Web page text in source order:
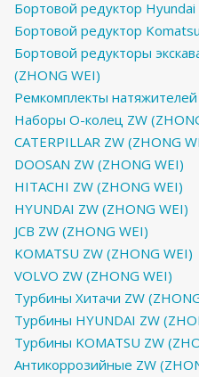
Бортовой редуктор Hyundai
Бортовой редуктор
Бортовой редукторы
(ZHONG WEI)
Ремкомплекты натяжителей
Наборы О-колец ZW
CATERPILLAR ZW (ZHONG
DOOSAN ZW (ZHONG WEI)
HITACHI ZW (ZHONG WEI)
HYUNDAI ZW (ZHONG WEI)
JCB ZW (ZHONG WEI)
KOMATSU ZW (ZHONG WEI)
VOLVO ZW (ZHONG WEI)
Турбины Хитачи ZW
Турбины HYUNDAI ZW
Турбины KOMATSU ZW
Антикоррозийные ZW